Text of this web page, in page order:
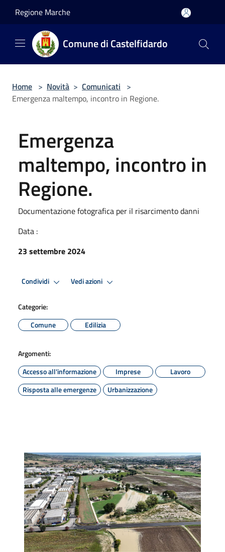
Regione Marche
Comune di Castelfidardo
Home > Novità > Comunicati >
Emergenza maltempo, incontro in Regione.
Emergenza
maltempo, incontro in
Regione.
Documentazione fotografica per il risarcimento danni
Data :
23 settembre 2024
Condividi Vedi azioni
Categorie:
Comune
Edilizia
Argomenti:
Accesso all'informazione
Imprese
Lavoro
Risposta alle emergenze
Urbanizzazione